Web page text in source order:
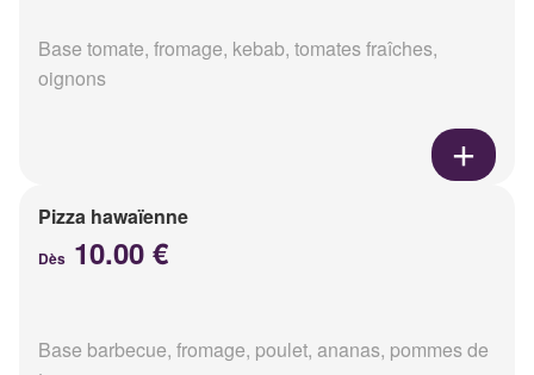
Base tomate, fromage, kebab, tomates fraîches,
oignons
Pizza hawaïenne
Dès 10.00 €
Base barbecue, fromage, poulet, ananas, pommes de